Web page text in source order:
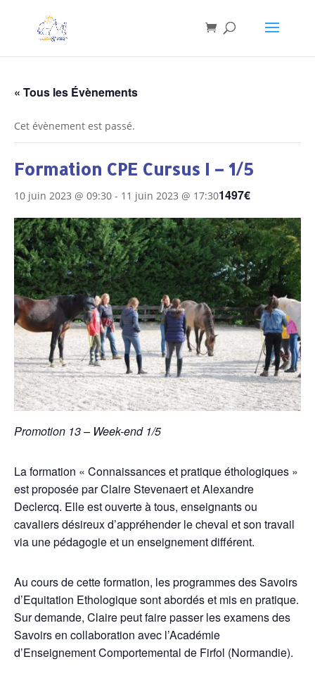
« Tous les Évènements
Cet évènement est passé.
Formation CPE Cursus I – 1/5
10 juin 2023 @ 09:30 - 11 juin 2023 @ 17:301497€
Promotion 13 – Week-end 1/5
La formation « Connaissances et pratique éthologiques »
est proposée par Claire Stevenaert et Alexandre
Declercq. Elle est ouverte à tous, enseignants ou
cavaliers désireux d’appréhender le cheval et son travail
via une pédagogie et un enseignement différent.
Au cours de cette formation, les programmes des Savoirs
d’Equitation Ethologique sont abordés et mis en pratique.
Sur demande, Claire peut faire passer les examens des
Savoirs en collaboration avec l’Académie
d’Enseignement Comportemental de Firfol (Normandie).